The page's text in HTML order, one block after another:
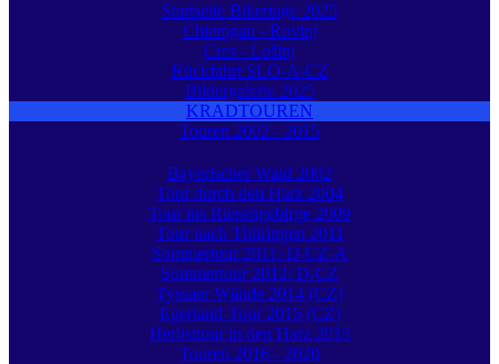
Startseite Bikertage 2025
Chiemgau - Rovinj
Cres - Lošinj
Rückfahrt SLO-A-CZ
Bildergalerie 2025
KRADTOUREN
Touren 2002 - 2015
Bayerischer Wald 2002
Tour durch den Harz 2004
Tour ins Riesengebirge 2009
Tour nach Thüringen 2011
Sommertour 2011: D-CZ-A
Sommertour 2012: D-CZ
Tyssaer Wände 2014 (CZ)
Egerland-Tour 2015 (CZ)
Herbsttour in den Harz 2015
Touren 2016 - 2020